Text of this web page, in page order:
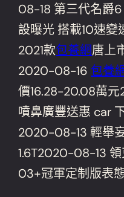
08-18 第三代名爵
設曝光 搭載10速
2021款包養網唐上
2020-08-16 包養
價16.28-20.08萬
噴鼻廣豐送惠 car
2020-08-13 輕舉
1.6T2020-08-13
03+冠軍定制版表